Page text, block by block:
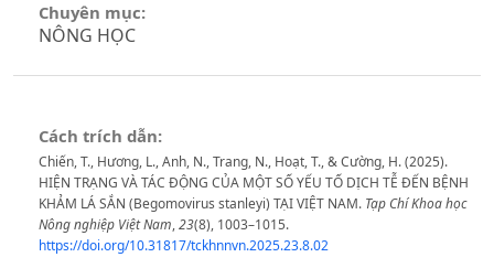
Chuyên mục:
NÔNG HỌC
Cách trích dẫn:
Chiến, T., Hương, L., Anh, N., Trang, N., Hoạt, T., & Cường, H. (2025).
HIỆN TRẠNG VÀ TÁC ĐỘNG CỦA MỘT SỐ YẾU TỐ DỊCH TỄ ĐẾN BỆNH
KHẢM LÁ SẮN (Begomovirus stanleyi) TẠI VIỆT NAM. Tạp Chí Khoa học
Nông nghiệp Việt Nam,23(8), 1003–1015.
https://doi.org/10.31817/tckhnnvn.2025.23.8.02